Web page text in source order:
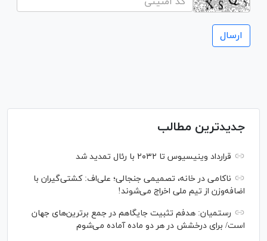
جدیدترین مطالب
قرارداد وینیسیوس تا ۲۰۳۲ با رئال‌ تمدید شد
ناکامی در خانه، تصمیمی جنجالی؛ علی‌اف: کشتی‌گیران با
اضافه‌وزن از تیم ملی اخراج می‌شوند!
رستمیان: هدفم تثبیت جایگاهم در جمع برترین‌های جهان
است/ برای درخشش در هر دو ماده آماده می‌شوم